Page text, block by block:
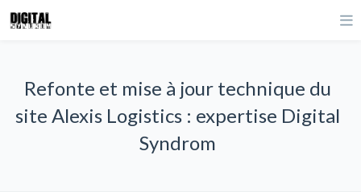
Refonte et mise à jour technique du
site Alexis Logistics : expertise Digital
Syndrom